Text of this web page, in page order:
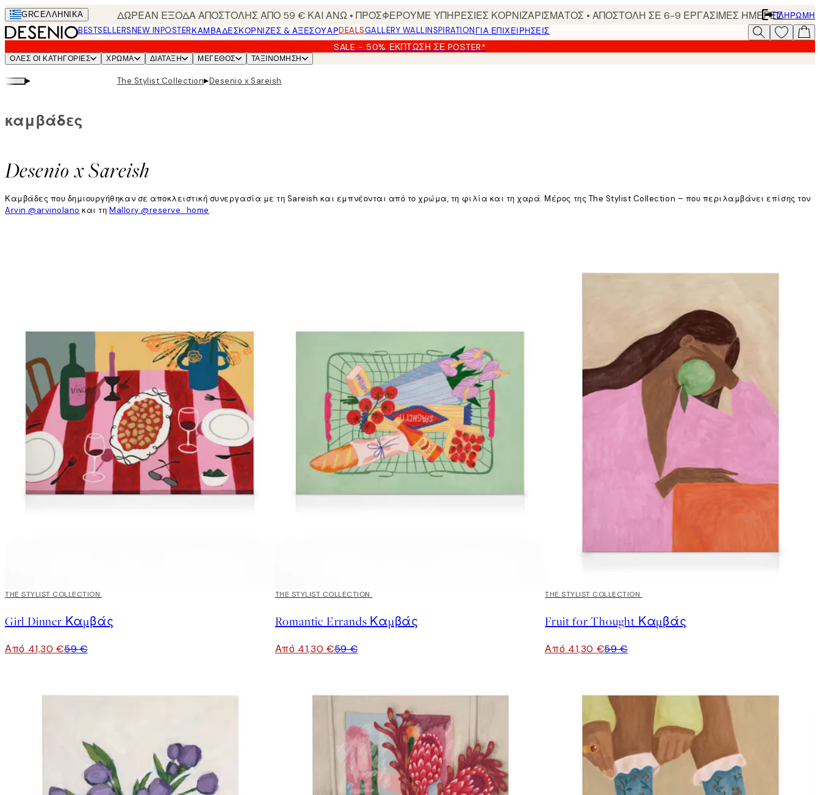
Skip
to
main
content.
GRC ΕΛΛΗΝΙΚΆ ΔΩΡΕΑΝ ΕΞΟΔΑ ΑΠΟΣΤΟΛΗΣ ΑΠΟ 59 € ΚΑΙ ΑΝΩ • ΠΡΟΣΦΕΡΟΥΜΕ ΥΠΗΡΕΣΙΕΣ ΚΟΡΝΙΖΑΡΙΣΜΑΤΟΣ • ΑΠΟΣΤΟΛΗ ΣΕ 6-9 ΕΡΓΑΣΙΜΕΣ ΗΜΕΡΕΣΠΛΗΡΩΜΉ
BESTSELLERSNEW INPOSTERΚΑΜΒΆΔΕΣΚΟΡΝΊΖΕΣ & ΑΞΕΣΟΥΆΡDEALSGALLERY WALLINSPIRATIONΓΙΑ ΕΠΙΧΕΙΡΗΣΕΙΣ
SALE - 50% ΈΚΠΤΩΣΗ ΣΕ POSTER*
ΌΛΕΣ ΟΙ ΚΑΤΗΓΟΡΊΕΣ ΧΡΩΜΑ ΔΙΑΤΑΞΗ ΜΕΓΕΘΟΣ ΤΑΞΙΝΌΜΗΣΗ
▸ The Stylist Collection▸Desenio x Sareish
Desenio x Sareish
καμβάδες
Καμβάδες που δημιουργήθηκαν σε αποκλειστική συνεργασία με τη Sareish και εμπνέονται από το χρώμα, τη φιλία και τη χαρά. Μέρος της The Stylist Collection – που περιλαμβάνει επίσης τον
Arvin @arvinolano και τηMallory @reserve_home.
30%*
THE STYLIST COLLECTION
Girl Dinner Καμβάς
Από 41,30 €59 €
30%*
THE STYLIST COLLECTION
Romantic Errands Καμβάς
Από 41,30 €59 €
30%*
THE STYLIST COLLECTION
Fruit for Thought Καμβάς
Από 41,30 €59 €